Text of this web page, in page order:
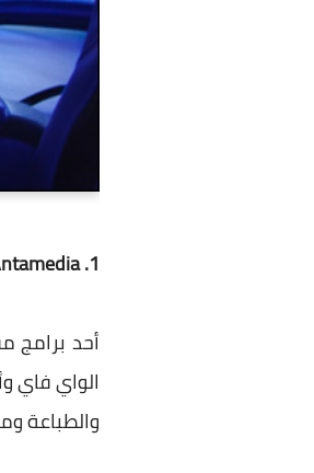
1. Antamedia - مدفوع
أحد برامج
الواي فاي
والطباعة